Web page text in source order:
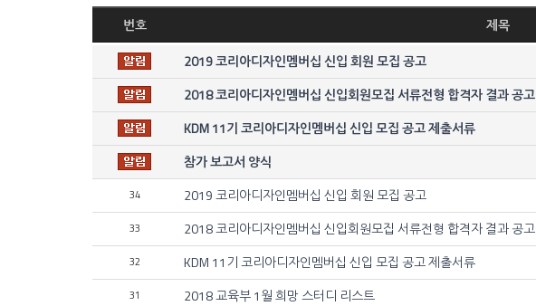
번호 제목
2019 코리아디자인멤버십 신입 회원 모집 공고
2018 코리아디자인멤버십 신입회원모집 서류전형 합격자 결과 공고
KDM 11기 코리아디자인멤버십 신입 모집 공고 제출서류
참가 보고서 양식
34 2019 코리아디자인멤버십 신입 회원 모집 공고
33 2018 코리아디자인멤버십 신입회원모집 서류전형 합격자 결과 공고
32 KDM 11기 코리아디자인멤버십 신입 모집 공고 제출서류
31 2018 교육부 1월 희망 스터디 리스트